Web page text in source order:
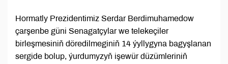
Hormatly Prezidentimiz Serdar Berdimuhamedow
çarşenbe güni Senagatçylar we telekeçiler
birleşmesiniň döredilmeginiň 14 ýyllygyna bagyşlanan
sergide bolup, ýurdumyzyň işewür düzümleriniň